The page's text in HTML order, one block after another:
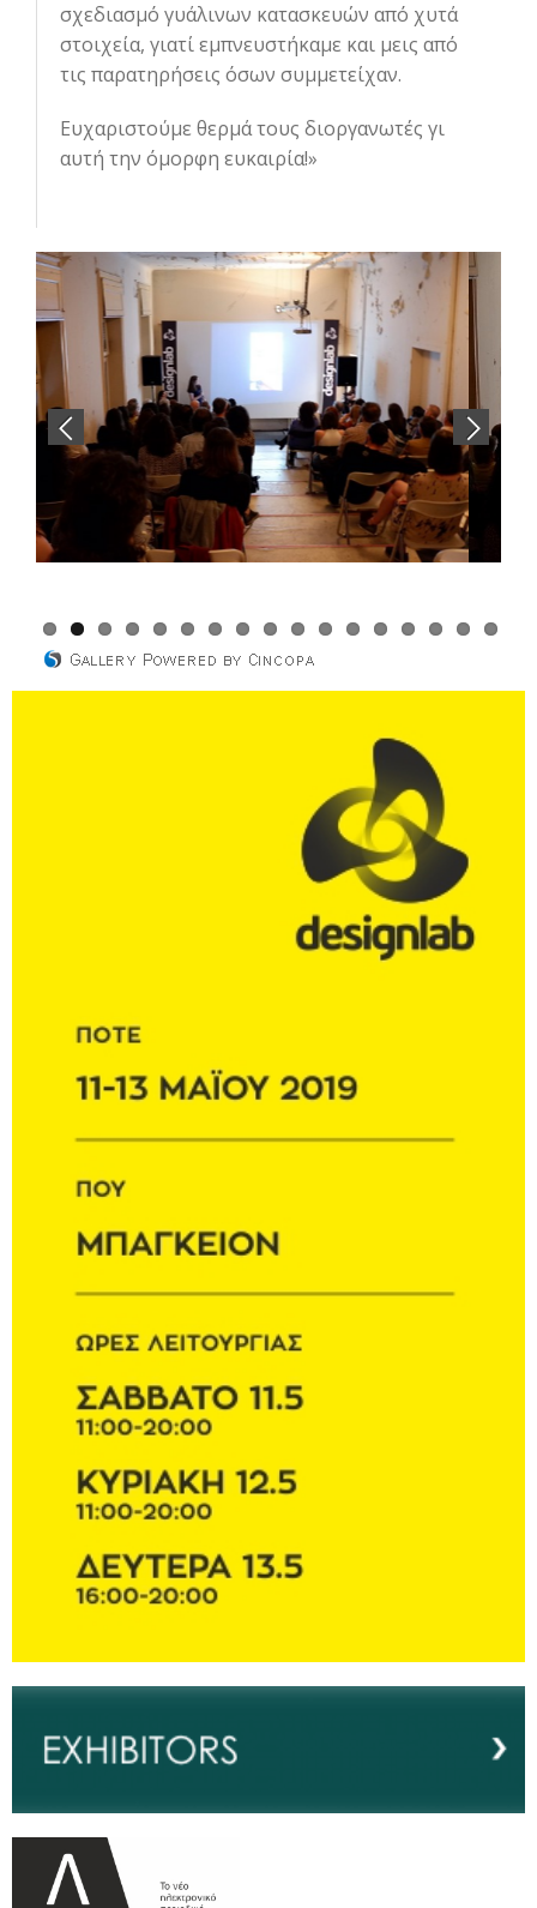
σχεδιασμό γυάλινων κατασκευών από χυτά
στοιχεία, γιατί εμπνευστήκαμε και μεις από
τις παρατηρήσεις όσων συμμετείχαν.
Ευχαριστούμε θερμά τους διοργανωτές γι
αυτή την όμορφη ευκαιρία!»